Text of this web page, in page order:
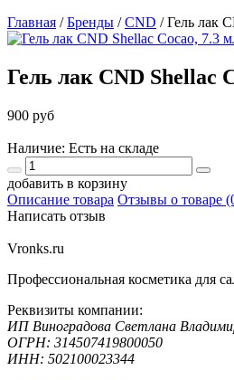
Главная /Бренды /CND /Гель лак
Гель лак CND Shellac
900 руб
Наличие: Есть на складе
добавить в корзину
Описание товара Отзывы о товаре
Написать отзыв
Vronks.ru
Профессиональная косметика для
Реквизиты компании:
ИП Виноградова Светлана
ОГРН: 314507419800050
ИНН: 502100023344